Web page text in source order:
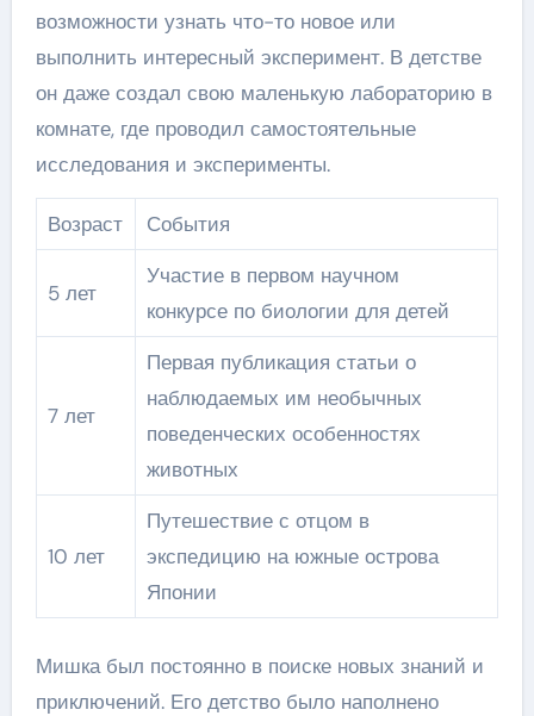
возможности узнать что-то новое или
выполнить интересный эксперимент. В детстве
он даже создал свою маленькую лабораторию в
комнате, где проводил самостоятельные
исследования и эксперименты.
Возраст События
5 лет
Участие в первом научном
конкурсе по биологии для детей
7 лет
Первая публикация статьи о
наблюдаемых им необычных
поведенческих особенностях
животных
10 лет
Путешествие с отцом в
экспедицию на южные острова
Японии
Мишка был постоянно в поиске новых знаний и
приключений. Его детство было наполнено